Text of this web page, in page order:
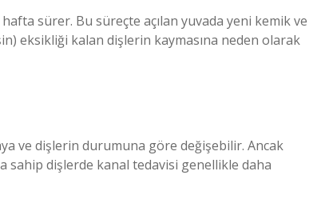
sürer. Bu süreçte açılan yuvada yeni kemik ve
eksikliği kalan dişlerin kaymasına neden olarak
ve dişlerin durumuna göre değişebilir. Ancak
sahip dişlerde kanal tedavisi genellikle daha